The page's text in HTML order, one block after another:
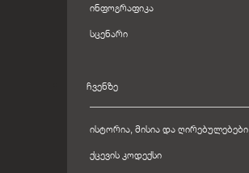
ᲘᲜᲤᲝᲒᲠᲐᲤᲘᲙᲐ
ᲡᲪᲔᲜᲐᲠᲘ
ᲩᲕᲔᲜᲖᲔ
ᲘᲡᲢᲝᲠᲘᲐ, ᲛᲘᲡᲘᲐ ᲓᲐ ᲦᲘᲠᲔᲑᲣᲚᲔᲑᲔᲑᲘ
ᲥᲪᲔᲕᲘᲡ ᲙᲝᲓᲔᲥᲡᲘ